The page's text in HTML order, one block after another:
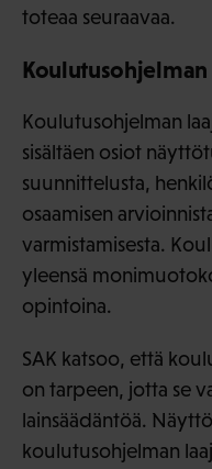
toteaa seuraavaa.
Koulutusohjelman
sisältäen osiot
suunnittelusta,
osaamisen
varmistamisesta.
yleensä
opintoina.
SAK katsoo, että
on tarpeen, jotta se
lainsäädäntöä.
koulutusohjelman